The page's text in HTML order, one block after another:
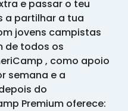
e passar o teu
a partilhar a tua
jovens campistas
de todos os
, como apoio
semana e a
do
Premium oferece: